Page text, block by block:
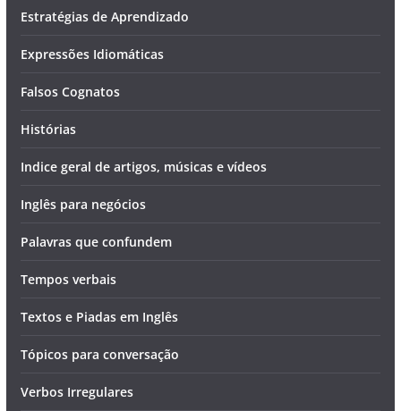
Estratégias de Aprendizado
Expressões Idiomáticas
Falsos Cognatos
Histórias
Indice geral de artigos, músicas e vídeos
Inglês para negócios
Palavras que confundem
Tempos verbais
Textos e Piadas em Inglês
Tópicos para conversação
Verbos Irregulares